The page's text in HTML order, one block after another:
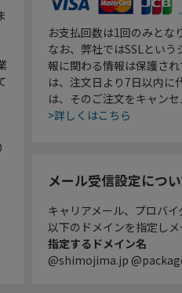
お支払回数は1回のみとな
なお、弊社ではSSLとい
報に関わる情報は保護さ
は、注文日より7日以内に
は、そのご注文をキャンセ
>詳しくはこちら
メール受信設定につ
キャリアメール、プロバ
以下のドメインを指定し
指定するドメイン名
@shimojima.jp